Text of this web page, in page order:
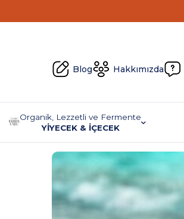
Blog Hakkımızda
Organik, Lezzetli ve Fermente
YİYECEK & İÇECEK